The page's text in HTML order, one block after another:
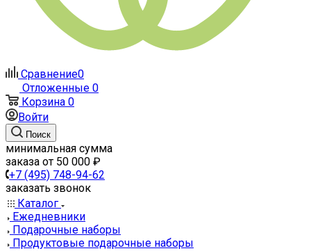
Сравнение0
Отложенные 0
Корзина 0
Войти
Поиск
минимальная сумма
заказа от 50 000 ₽
+7 (495) 748-94-62
заказать звонок
Каталог
Ежедневники
Подарочные наборы
Продуктовые подарочные наборы